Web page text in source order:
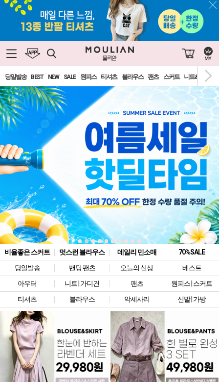
0
당일발송 BEST NEW SALE 원피스 티셔츠 블라우스 팬츠 스커트 니트&가디건
비율좋은 스커트 멋스런 블라우스 데일리 민소매
70%SALE
당일발송
밴딩 팬츠 오늘의 신상
베스트
아우터
니트 | 가디건 팬츠
원피스 | 스커트
티셔츠
블라우스 악세사리 신발 | 가방